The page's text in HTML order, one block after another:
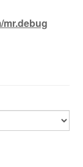
mr.debug